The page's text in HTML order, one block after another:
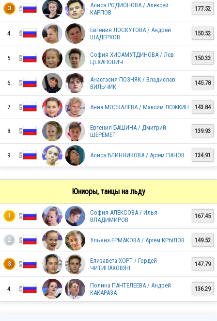
RUS
RUS
RUS
RUS
RUS
RUS
RUS
3
Алиса РОДИОНОВА / Алексей
КАРПОВ
177.52
4.
Евгения ЛОСКУТОВА / Андрей
ШАДЕРКОВ
150.52
5.
София ХИСАМУТДИНОВА / Лев
ЦЕХАНОВИЧ
150.33
6.
Анастасия ПОЗНЯК / Владислав
ВИЛЬЧИК
145.78
7. Анна МОСКАЛЁВА / Максим ЛОЖКИН 143.84
8.
Евгения БАШИНА / Дмитрий
ШЕРЕМЕТ
139.93
9. Алиса БЛИННИКОВА / Артём ПАНОВ 134.91
Юниоры, танцы на льду
1
София АЛЕКСОВА / Илья
ВЛАДИМИРОВ
167.45
2 Ульяна ЕРМАКОВА / Артём КРЫЛОВ 149.52
3
Елизавета ХОРТ / Гордей
ЧИТИПАХОВЯН
147.79
4.
Полина ПАНТЕЛЕЕВА / Андрей
КАКАРАЗА
136.29